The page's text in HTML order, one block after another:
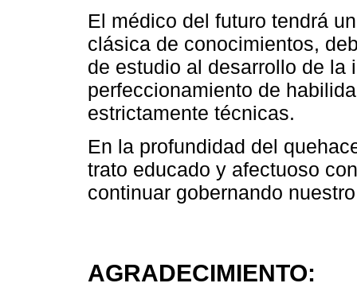
El médico del futuro tendrá
clásica de conocimientos,
de estudio al desarrollo de la
perfeccionamiento de
estrictamente técnicas.
En la profundidad del
trato educado y afectuoso
continuar gobernando
AGRADECIMIENTO: